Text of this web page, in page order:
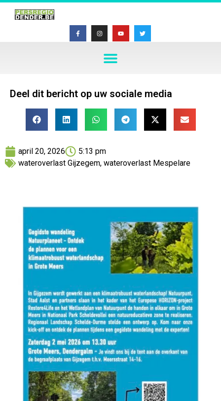
Deel dit bericht op uw sociale media
april 20, 2026
5:13 pm
wateroverlast Gijzegem, wateroverlast Mespelare